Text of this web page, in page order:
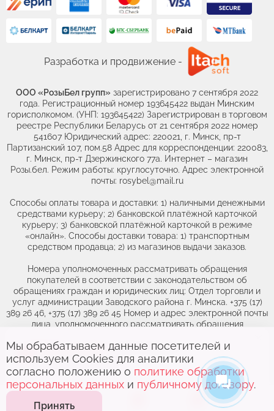
Разработка и продвижение -
ООО «РозыБел групп» зарегистрировано 7 сентября 2022
года. Регистрационный номер 193645422 выдан Минским
горисполкомом. (УНП: 193645422) Зарегистрирован в торговом
реестре Республики Беларусь от 21 сентября 2022 номер
541607 Юридический адрес: 220021, г. Минск, пр-т
Партизанский 107, пом.58 Адрес для корреспонденции: 220083,
г. Минск, пр-т Дзержинского 77а. Интернет – магазин
Розы.бел. Режим работы: круглосуточно. Адрес электронной
почты: rosybel@mail.ru
Способы оплаты товара и доставки: 1) наличными денежными
средствами курьеру; 2) банковской платёжной карточкой
курьеру; 3) банковской платёжной карточкой в режиме
«онлайн». Способы доставки товара: 1) транспортным
средством продавца; 2) из магазинов выдачи заказов.
Номера уполномоченных рассматривать обращения
покупателей в соответствии с законодательством об
обращениях граждан и юридических лиц: Отдел торговли и
услуг администрации Заводского района г. Минска. +375 (17)
389 26 46, +375 (17) 389 26 45 Номер и адрес электронной почты
лица, уполномоченного рассматривать обращения
законодательством о защите прав потребителей: +375(44)764-
46-71, obr@rozybel.by.
Выберите адрес,чтобы увидеть
актуальный каталог
Мы обрабатываем данные посетителей и
используем Cookies для аналитики
согласно положению о политике обработки
персональных данных и публичному договору.
Принять